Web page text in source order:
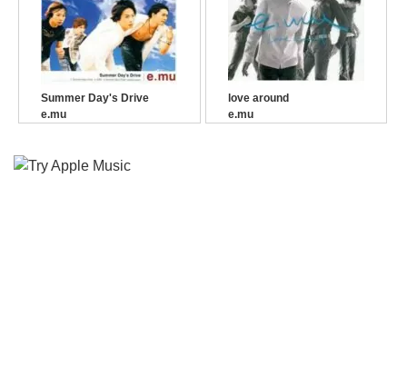
Summer Day's Drive
e.mu
love around
e.mu